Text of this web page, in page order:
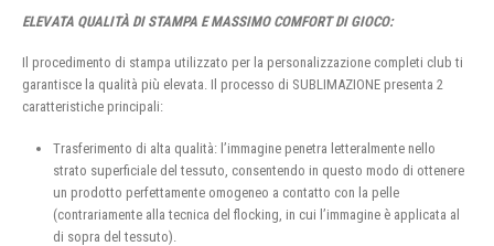
ELEVATA QUALITÀ DI STAMPA E MASSIMO COMFORT DI GIOCO:
Il procedimento di stampa utilizzato per la personalizzazione completi club ti
garantisce la qualità più elevata. Il processo di SUBLIMAZIONE presenta 2
caratteristiche principali:
Trasferimento di alta qualità: l’immagine penetra letteralmente nello
strato superficiale del tessuto, consentendo in questo modo di ottenere
un prodotto perfettamente omogeneo a contatto con la pelle
(contrariamente alla tecnica del flocking, in cui l’immagine è applicata al
di sopra del tessuto).